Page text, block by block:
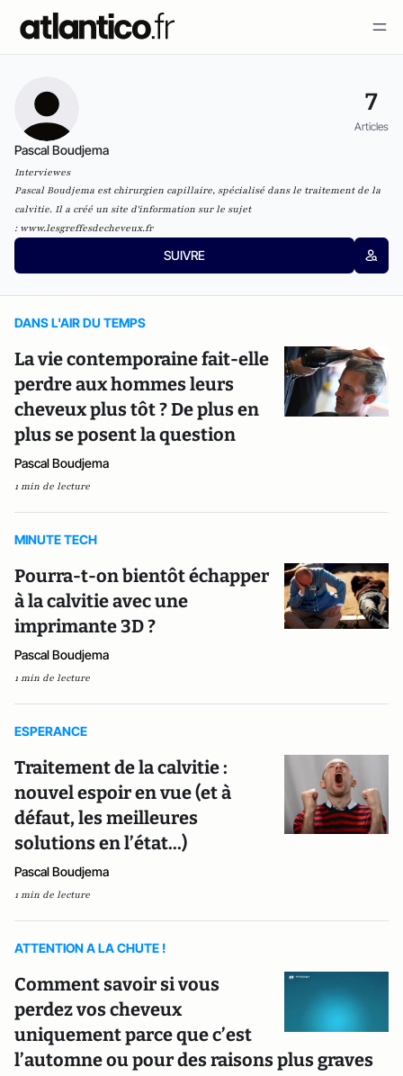
7
Articles
Pascal Boudjema
Interviewes
Pascal Boudjema est chirurgien capillaire, spécialisé dans le traitement de la
calvitie. Il a créé un site d'information sur le sujet
: www.lesgreffesdecheveux.fr
SUIVRE
DANS L'AIR DU TEMPS
La vie contemporaine fait-elle
perdre aux hommes leurs
cheveux plus tôt ? De plus en
plus se posent la question
Pascal Boudjema
1 min de lecture
MINUTE TECH
Pourra-t-on bientôt échapper
à la calvitie avec une
imprimante 3D ?
Pascal Boudjema
1 min de lecture
ESPERANCE
Traitement de la calvitie :
nouvel espoir en vue (et à
défaut, les meilleures
solutions en l’état...)
Pascal Boudjema
1 min de lecture
ATTENTION A LA CHUTE !
Comment savoir si vous
perdez vos cheveux
uniquement parce que c’est
l’automne ou pour des raisons plus graves